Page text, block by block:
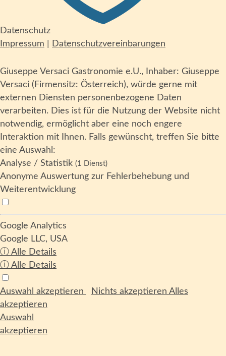
Datenschutz
Impressum
Datenschutzvereinbarungen
Giuseppe Versaci Gastronomie e.U., Inhaber: Giuseppe
Versaci (Firmensitz: Österreich), würde gerne mit
externen Diensten personenbezogene Daten
verarbeiten. Dies ist für die Nutzung der Website nicht
notwendig, ermöglicht aber eine noch engere
Interaktion mit Ihnen. Falls gewünscht, treffen Sie bitte
eine Auswahl:
Analyse / Statistik (1 Dienst)
Anonyme Auswertung zur Fehlerbehebung und
Weiterentwicklung
Google Analytics
Google LLC, USA
ⓘ Alle Details
ⓘ Alle Details
Auswahl akzeptieren Nichts akzeptieren Alles
akzeptieren
Auswahl
akzeptieren